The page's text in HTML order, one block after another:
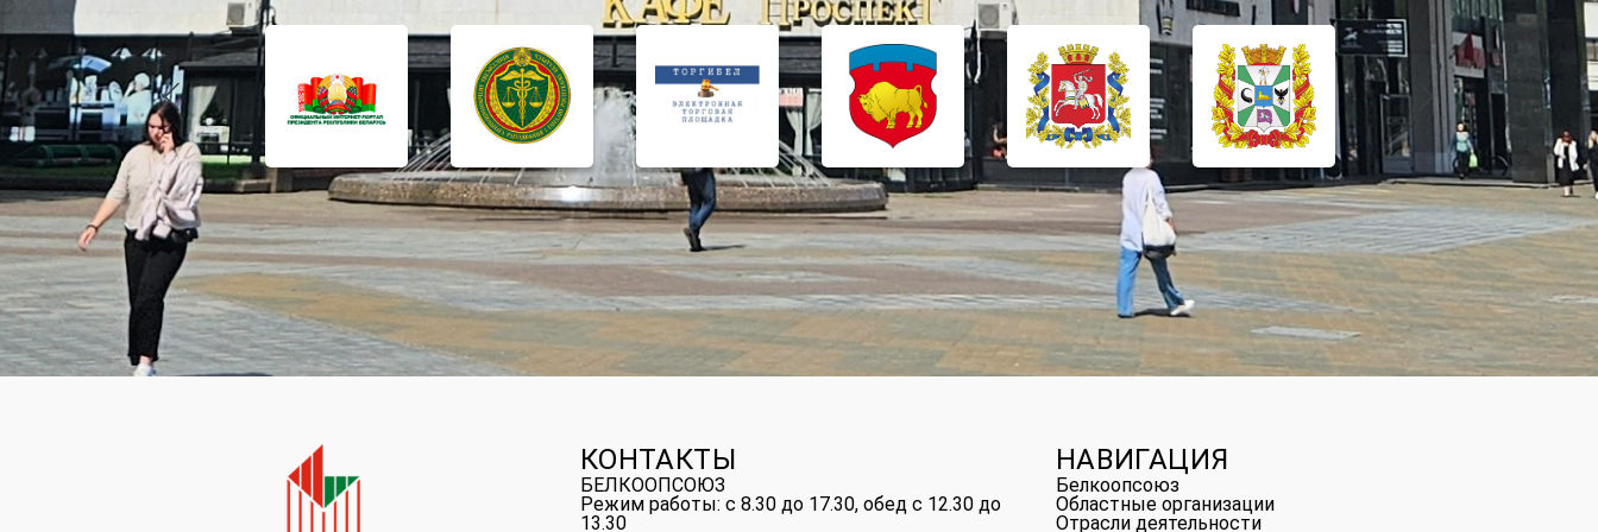
КОНТАКТЫ
БЕЛКООПСОЮЗ
Режим работы: с 8.30 до 17.30, обед с 12.30 до
13.30
НАВИГАЦИЯ
Белкоопсоюз
Областные организации
Отрасли деятельности